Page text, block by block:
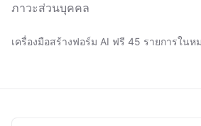
ราคา
ภาวะส่วนบุคคล
เครื่องมือสร้างฟอร์ม AI ฟรี 45 รายการในห